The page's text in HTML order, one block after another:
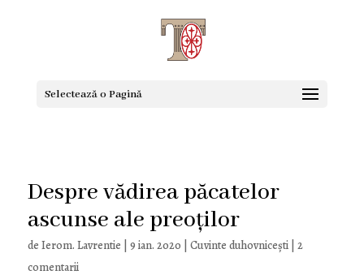
Selectează o Pagină
Despre vădirea păcatelor
ascunse ale preoților
de Ierom. Lavrentie 9 ian. 2020 Cuvinte duhovnicești| 2
comentarii